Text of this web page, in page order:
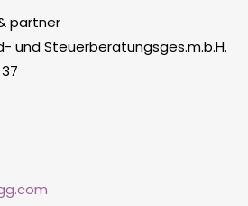
partner
und Steuerberatungsges.m.b.H.